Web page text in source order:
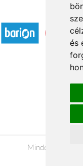
és
Minden jog